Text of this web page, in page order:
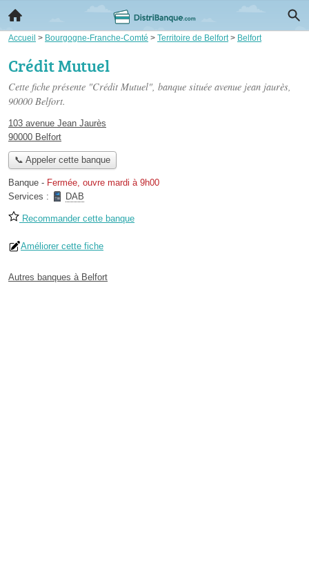
Accueil > Bourgogne-Franche-Comté > Territoire de Belfort> Belfort
Crédit Mutuel
Cette fiche présente "Crédit Mutuel", banque située avenue jean jaurès,
90000 Belfort.
103 avenue Jean Jaurès
90000 Belfort
📞 Appeler cette banque
Banque - Fermée, ouvre mardi à 9h00
Services :
DAB
Recommander cette banque
Améliorer cette fiche
Autres banques à Belfort